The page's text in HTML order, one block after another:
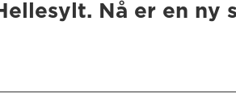
Nå er en ny